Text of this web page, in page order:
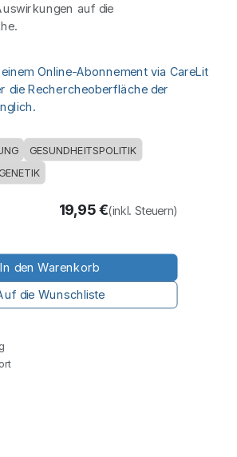
auf die
Online-Abonnement via CareLit
die Rechercheoberfläche der
GESUNDHEITSPOLITIK
GENETIK
In den Warenkorb
die Wunschliste
19,95€(inkl. Steuern)